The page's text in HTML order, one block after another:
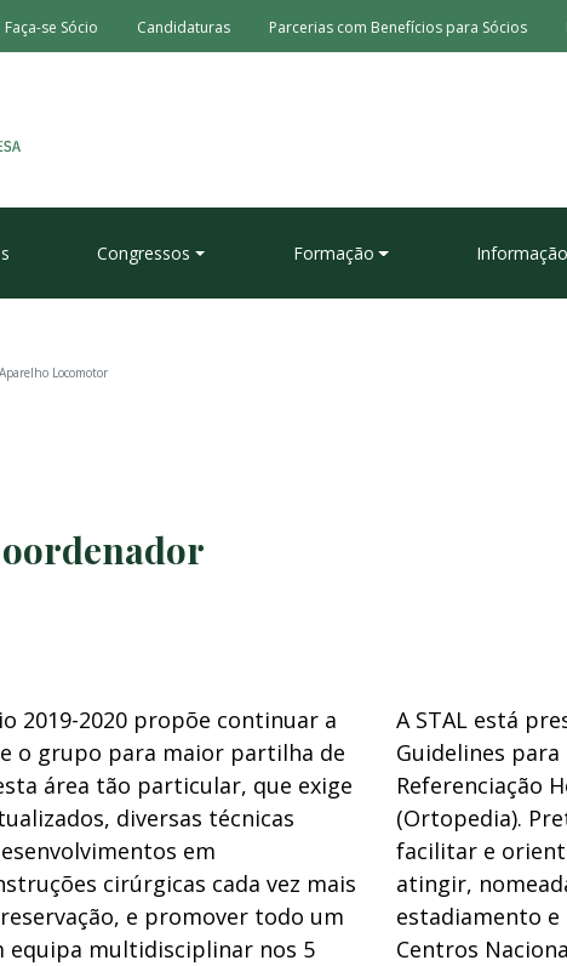
Faça-se Sócio Candidaturas Parcerias com Benefícios para Sócios
Congressos Formação Informação
Locomotor
2019-2020 propõe continuar a
o grupo para maior partilha de
área tão particular, que exige
diversas técnicas
em
cirúrgicas cada vez mais
e promover todo um
multidisciplinar nos 5
A STAL está
Guidelines para
Referenciação
(Ortopedia).
facilitar e
atingir,
estadiamento
Centros